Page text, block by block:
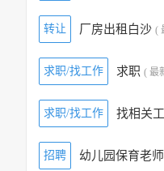
转让 厂房出租白沙 (
求职/找工作 求职 ( 最
求职/找工作 找相关
招聘 幼儿园保育老